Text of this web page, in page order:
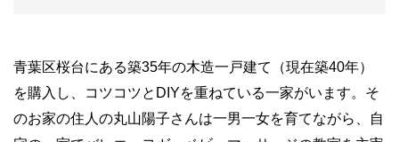
青葉区桜台にある築35年の木造一戸建て（現在築40年）
を購入し、コツコツと DIYを重ねている一家がいます。そ
のお家の住人の丸山陽子さんは一男一女を育てながら、自